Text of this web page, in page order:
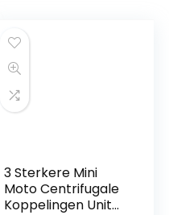
3 Sterkere Mini
Moto Centrifugale
Koppelingen Unit